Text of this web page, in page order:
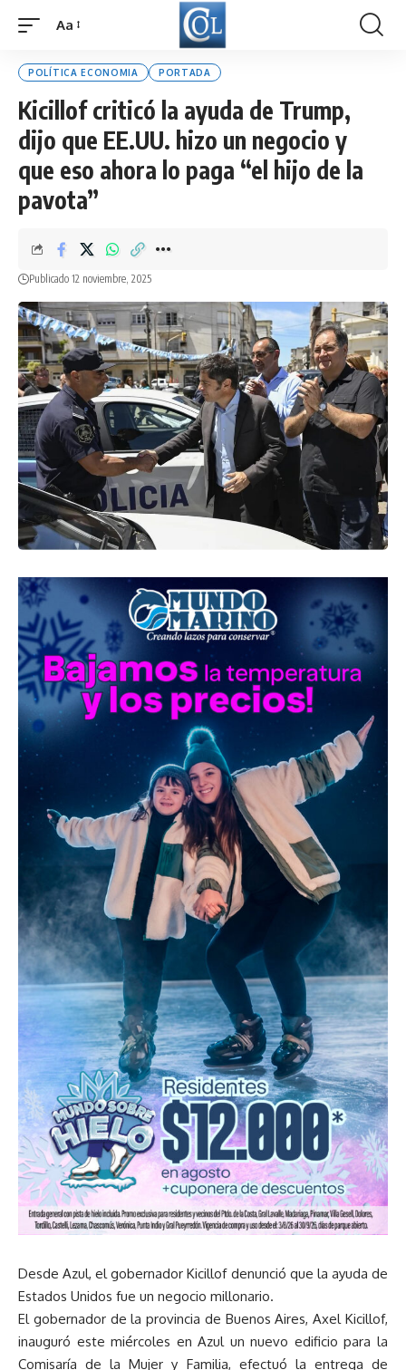
Font
Aa
POLÍTICA ECONOMIA PORTADA
Kicillof criticó la ayuda de Trump,
dijo que EE.UU. hizo un negocio y
que eso ahora lo paga “el hijo de la
pavota”
Publicado 12 noviembre, 2025
Desde Azul, el gobernador Kicillof denunció que la ayuda de
Estados Unidos fue un negocio millonario.
El gobernador de la provincia de Buenos Aires, Axel Kicillof,
inauguró este miércoles en Azul un nuevo edificio para la
Comisaría de la Mujer y Familia, efectuó la entrega de